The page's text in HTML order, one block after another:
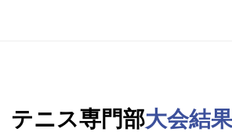
テニス専門部大会結果